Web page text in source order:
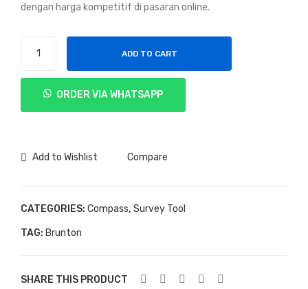
dengan harga kompetitif di pasaran online.
Brunton
5006
(Besi)
ADD TO CART
ORDER VIA WHATSAPP
Add to Wishlist Compare
CATEGORIES: Compass, Survey Tool
TAG: Brunton
SHARE THIS PRODUCT